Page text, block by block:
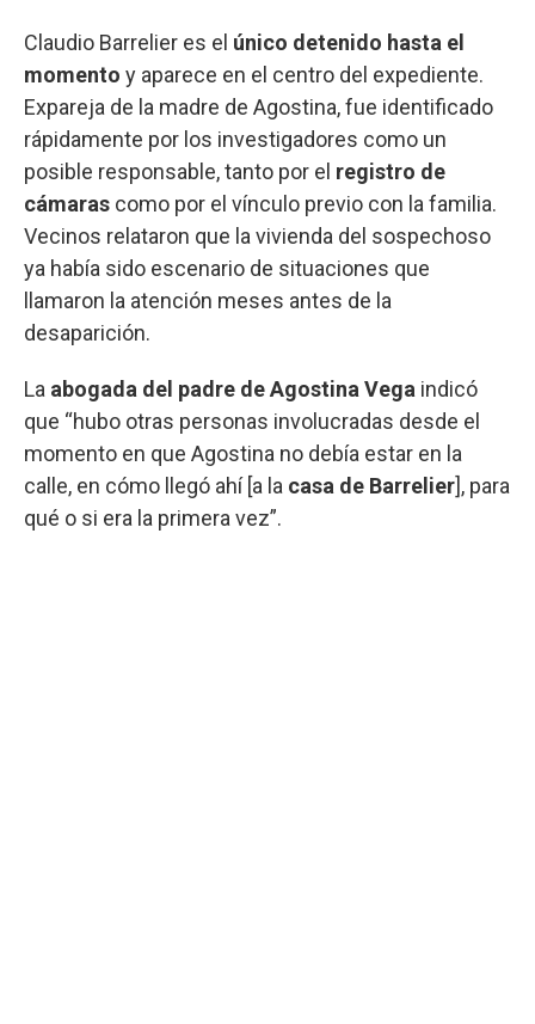
Claudio Barrelier es el único detenido hasta el
momento y aparece en el centro del expediente.
Expareja de la madre de Agostina, fue identificado
rápidamente por los investigadores como un
posible responsable, tanto por el registro de
cámaras como por el vínculo previo con la familia.
Vecinos relataron que la vivienda del sospechoso
ya había sido escenario de situaciones que
llamaron la atención meses antes de la
desaparición.
La abogada del padre de Agostina Vega indicó
que “hubo otras personas involucradas desde el
momento en que Agostina no debía estar en la
calle, en cómo llegó ahí [a la casa de Barrelier], para
qué o si era la primera vez”.